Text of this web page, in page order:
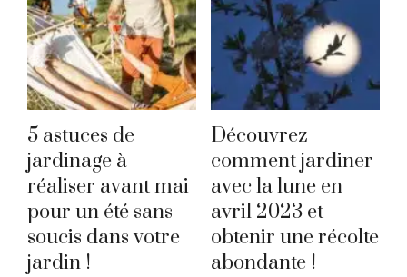
5 astuces de
jardinage à
réaliser avant mai
pour un été sans
soucis dans votre
jardin !
Découvrez
comment jardiner
avec la lune en
avril 2023 et
obtenir une récolte
abondante !